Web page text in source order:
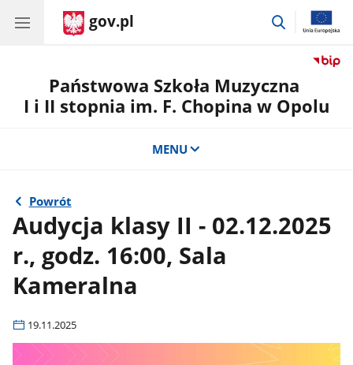
gov.pl
przejdź
Państwowa Szkoła Muzyczna
I i II stopnia im. F. Chopina w Opolu
MENU
Powrót
Audycja klasy II - 02.12.2025
r., godz. 16:00, Sala
Kameralna
19.11.2025